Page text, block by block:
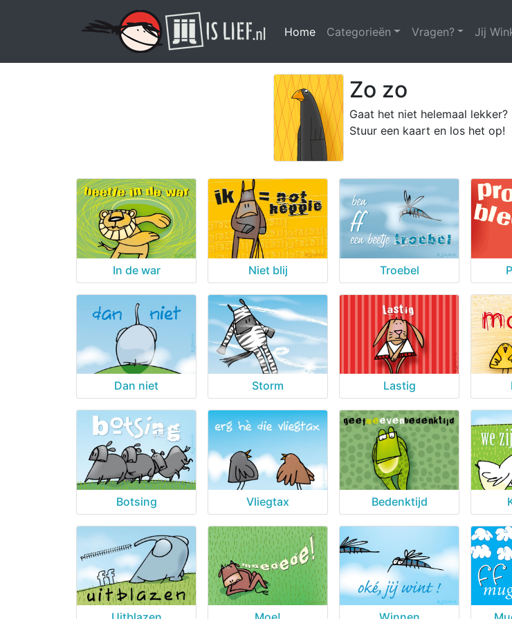
Home (huidige)
Categorieën Vragen? Jij
Zo zo
Gaat het niet helemaal
Stuur een kaart en los het op!
In de war Niet blij Troebel
Dan niet Storm Lastig
Botsing Vliegtax Bedenktijd